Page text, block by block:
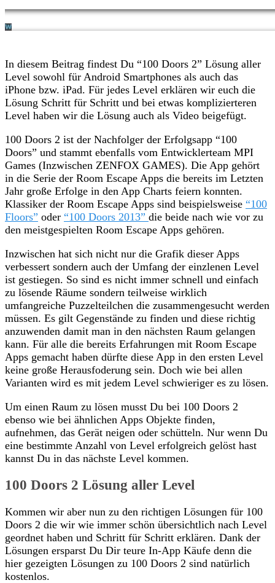
In diesem Beitrag findest Du “100 Doors 2” Lösung aller
Level sowohl für Android Smartphones als auch das
iPhone bzw. iPad. Für jedes Level erklären wir euch die
Lösung Schritt für Schritt und bei etwas komplizierteren
Level haben wir die Lösung auch als Video beigefügt.
100 Doors 2 ist der Nachfolger der Erfolgsapp “100
Doors” und stammt ebenfalls vom Entwicklerteam MPI
Games (Inzwischen ZENFOX GAMES). Die App gehört
in die Serie der Room Escape Apps die bereits im Letzten
Jahr große Erfolge in den App Charts feiern konnten.
Klassiker der Room Escape Apps sind beispielsweise “100
Floors” oder “100 Doors 2013” die beide nach wie vor zu
den meistgespielten Room Escape Apps gehören.
Inzwischen hat sich nicht nur die Grafik dieser Apps
verbessert sondern auch der Umfang der einzlenen Level
ist gestiegen. So sind es nicht immer schnell und einfach
zu lösende Räume sondern teilweise wirklich
umfangreiche Puzzelteilchen die zusammengesucht werden
müssen. Es gilt Gegenstände zu finden und diese richtig
anzuwenden damit man in den nächsten Raum gelangen
kann. Für alle die bereits Erfahrungen mit Room Escape
Apps gemacht haben dürfte diese App in den ersten Level
keine große Herausfoderung sein. Doch wie bei allen
Varianten wird es mit jedem Level schwieriger es zu lösen.
Um einen Raum zu lösen musst Du bei 100 Doors 2
ebenso wie bei ähnlichen Apps Objekte finden,
aufnehmen, das Gerät neigen oder schütteln. Nur wenn Du
eine bestimmte Anzahl von Level erfolgreich gelöst hast
kannst Du in das nächste Level kommen.
100 Doors 2 Lösung aller Level
Kommen wir aber nun zu den richtigen Lösungen für 100
Doors 2 die wir wie immer schön übersichtlich nach Level
geordnet haben und Schritt für Schritt erklären. Dank der
Lösungen ersparst Du Dir teure In-App Käufe denn die
hier gezeigten Lösungen zu 100 Doors 2 sind natürlich
kostenlos.